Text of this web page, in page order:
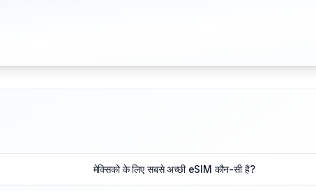
मेक्सिको के लिए सबसे अच्छी eSIM कौन-सी है?